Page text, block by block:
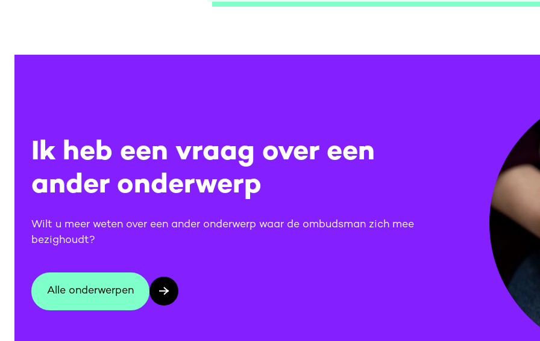
Ik heb een vraag over een
ander onderwerp
Wilt u meer weten over een ander onderwerp waar de ombudsman zich mee
bezighoudt?
Alle onderwerpen